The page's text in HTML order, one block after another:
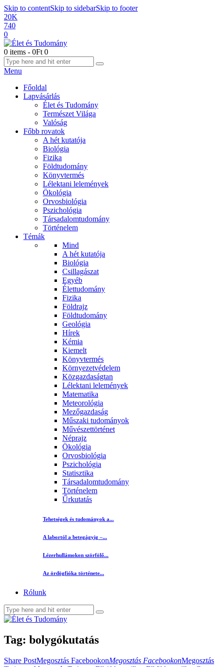
Skip to contentSkip to sidebarSkip to footer
20K
740
0
0 items - 0Ft 0
Menu
Főoldal
Lapvásárlás
Élet és Tudomány
Természet Világa
Valóság
Főbb rovatok
A hét kutatója
Biológia
Fizika
Földtudomány
Könyvtermés
Lélektani lelemények
Ökológia
Orvosbiológia
Pszichológia
Társadalomtudomány
Történelem
Témák
Mind
A hét kutatója
Biológia
Csillagászat
Egyéb
Élettudomány
Fizika
Földrajz
Földtudomány
Geológia
Hírek
Kémia
Kiemelt
Könyvtermés
Környezetvédelem
Közgazdaságtan
Lélektani lelemények
Matematika
Meteorológia
Mezőgazdaság
Műszaki tudományok
Művészettörténet
Néprajz
Ökológia
Orvosbiológia
Pszichológia
Statisztika
Társadalomtudomány
Történelem
Űrkutatás
Tehetségek és tudományok a...
A labortól a betegágyig –...
Lézerhullámokon szörfölő...
Az ördögfióka története...
Rólunk
Tag: bolygókutatás
Share PostMegosztás FacebookonMegosztás FacebookonMegosztás